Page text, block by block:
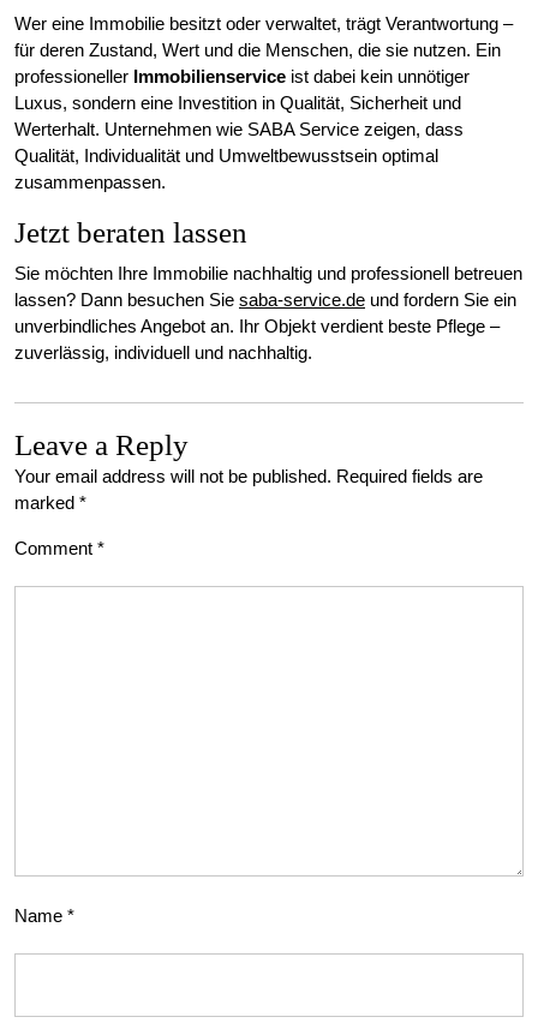
Wer eine Immobilie besitzt oder verwaltet, trägt Verantwortung –
für deren Zustand, Wert und die Menschen, die sie nutzen. Ein
professioneller Immobilienservice ist dabei kein unnötiger
Luxus, sondern eine Investition in Qualität, Sicherheit und
Werterhalt. Unternehmen wie SABA Service zeigen, dass
Qualität, Individualität und Umweltbewusstsein optimal
zusammenpassen.
Jetzt beraten lassen
Sie möchten Ihre Immobilie nachhaltig und professionell betreuen
lassen? Dann besuchen Sie saba-service.de und fordern Sie ein
unverbindliches Angebot an. Ihr Objekt verdient beste Pflege –
zuverlässig, individuell und nachhaltig.
Leave a Reply
Your email address will not be published. Required fields are
marked *
Comment *
Name *